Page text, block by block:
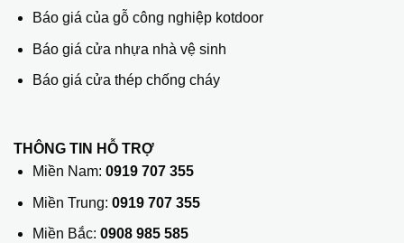
Báo giá của gỗ công nghiệp kotdoor
Báo giá cửa nhựa nhà vệ sinh
Báo giá cửa thép chống cháy
THÔNG TIN HỖ TRỢ
Miền Nam: 0919 707 355
Miền Trung: 0919 707 355
Miền Bắc: 0908 985 585